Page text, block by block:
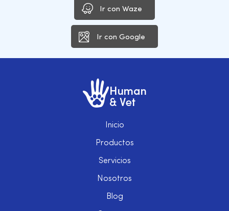
Ir con Waze
Ir con Google
Inicio
Productos
Servicios
Nosotros
Blog